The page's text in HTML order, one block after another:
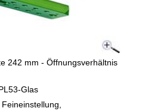
242 mm - Öffnungsverhältnis
Glas